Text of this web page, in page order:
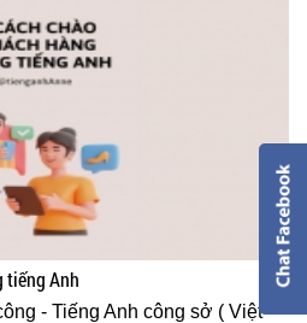
tiếng Anh
- Tiếng Anh công sở ( Việt -